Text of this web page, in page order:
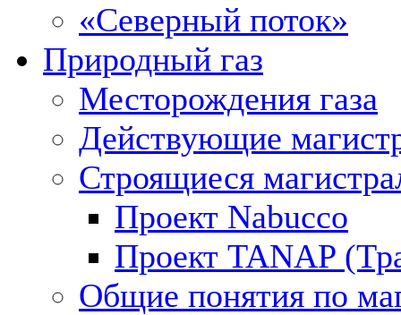
«Северный поток»
Природный газ
Месторождения газа
Действующие
Строящиеся
Проект Nabucco
Проект TANAP
Общие понятия по